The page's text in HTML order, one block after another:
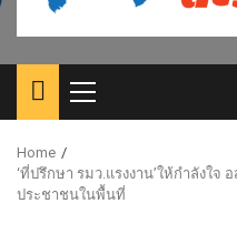
Primary
Menu
Home
‘ที่ปรึกษา รมว.แรงงาน’ให้กำลังใจ
ประชาชนในพื้นที่